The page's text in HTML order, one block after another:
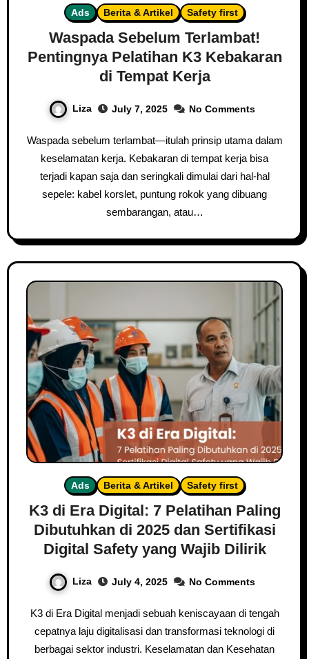
Ads Berita & Artikel Safety first
Waspada Sebelum Terlambat!
Pentingnya Pelatihan K3 Kebakaran
di Tempat Kerja
Liza July 7, 2025 No Comments
Waspada sebelum terlambat—itulah prinsip utama dalam
keselamatan kerja. Kebakaran di tempat kerja bisa
terjadi kapan saja dan seringkali dimulai dari hal-hal
sepele: kabel korslet, puntung rokok yang dibuang
sembarangan, atau…
Ads Berita & Artikel Safety first
K3 di Era Digital: 7 Pelatihan Paling
Dibutuhkan di 2025 dan Sertifikasi
Digital Safety yang Wajib Dilirik
Liza July 4, 2025 No Comments
K3 di Era Digital menjadi sebuah keniscayaan di tengah
cepatnya laju digitalisasi dan transformasi teknologi di
berbagai sektor industri. Keselamatan dan Kesehatan